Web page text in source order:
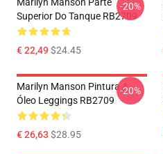
Superior Do Tanque RB2709
€ 22,49$24.45
-20%
Marilyn Manson Pintura A
Óleo Leggings RB2709
€ 26,63 $28.95
-20%